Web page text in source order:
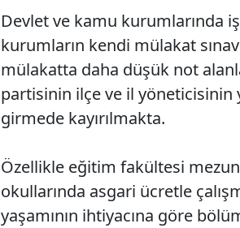
Devlet ve kamu kurumlarında
kurumların kendi mülakat
mülakatta daha düşük not
partisinin ilçe ve il yöneticisinin
girmede kayırılmakta.
Özellikle eğitim fakültesi
okullarında asgari ücretle
yaşamının ihtiyacına göre